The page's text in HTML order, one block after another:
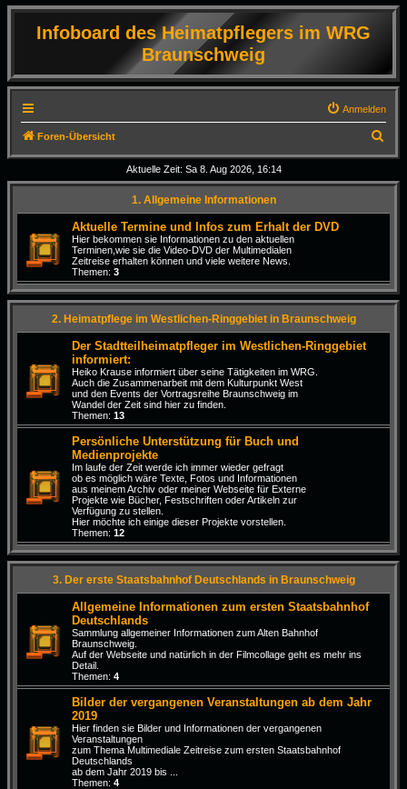
Infoboard des Heimatpflegers im WRG
Braunschweig
Anmelden
Foren-Übersicht
u
c
Aktuelle Zeit: Sa 8. Aug 2026, 16:14
1. Allgemeine Informationen
Aktuelle Termine und Infos zum Erhalt der DVD
Hier bekommen sie Informationen zu den aktuellen
Terminen,wie sie die Video-DVD der Multimedialen
Zeitreise erhalten können und viele weitere News.
Themen: 3
2. Heimatpflege im Westlichen-Ringgebiet in Braunschweig
Der Stadtteilheimatpfleger im Westlichen-Ringgebiet
informiert:
Heiko Krause informiert über seine Tätigkeiten im WRG.
Auch die Zusammenarbeit mit dem Kulturpunkt West
und den Events der Vortragsreihe Braunschweig im
Wandel der Zeit sind hier zu finden.
Themen: 13
Persönliche Unterstützung für Buch und
Medienprojekte
Im laufe der Zeit werde ich immer wieder gefragt
ob es möglich wäre Texte, Fotos und Informationen
aus meinem Archiv oder meiner Webseite für Externe
Projekte wie Bücher, Festschriften oder Artikeln zur
Verfügung zu stellen.
Hier möchte ich einige dieser Projekte vorstellen.
Themen: 12
3. Der erste Staatsbahnhof Deutschlands in Braunschweig
Allgemeine Informationen zum ersten Staatsbahnhof
Deutschlands
Sammlung allgemeiner Informationen zum Alten Bahnhof
Braunschweig.
Auf der Webseite und natürlich in der Filmcollage geht es mehr ins
Detail.
Themen: 4
Bilder der vergangenen Veranstaltungen ab dem Jahr
2019
Hier finden sie Bilder und Informationen der vergangenen
Veranstaltungen
zum Thema Multimediale Zeitreise zum ersten Staatsbahnhof
Deutschlands
ab dem Jahr 2019 bis ...
Themen: 4